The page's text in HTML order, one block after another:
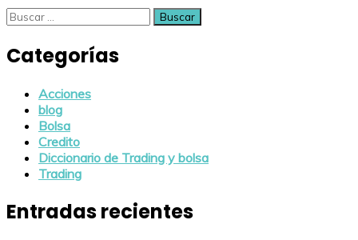
Buscar:
Categorías
Acciones
blog
Bolsa
Credito
Diccionario de Trading y bolsa
Trading
Entradas recientes